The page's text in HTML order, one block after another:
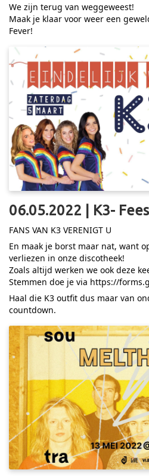
We zijn terug van weggeweest!
Maak je klaar voor weer een
Fever!
06.05.2022 | K3-
FANS VAN K3 VERENIGT U
En maak je borst maar nat, want
verliezen in onze discotheek!
Zoals altijd werken we ook deze
Stemmen doe je via https://
Haal die K3 outfit dus maar van
countdown.